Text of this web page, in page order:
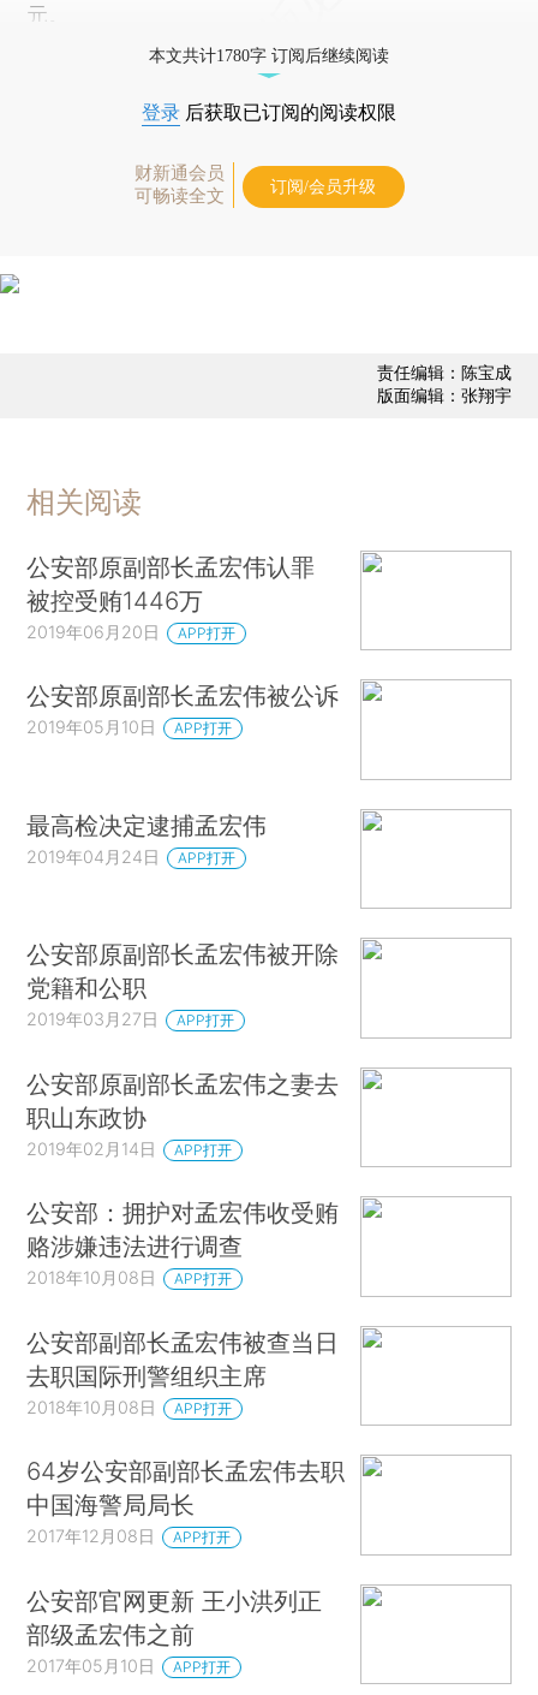
元。
本文共计1780字 订阅后继续阅读
登录 后获取已订阅的阅读权限
财新通会员
可畅读全文
订阅/会员升级
责任编辑：陈宝成
版面编辑：张翔宇
相关阅读
公安部原副部长孟宏伟认罪
被控受贿1446万
2019年06月20日 APP打开
公安部原副部长孟宏伟被公诉
2019年05月10日 APP打开
最高检决定逮捕孟宏伟
2019年04月24日 APP打开
公安部原副部长孟宏伟被开除
党籍和公职
2019年03月27日 APP打开
公安部原副部长孟宏伟之妻去
职山东政协
2019年02月14日 APP打开
公安部：拥护对孟宏伟收受贿
赂涉嫌违法进行调查
2018年10月08日 APP打开
公安部副部长孟宏伟被查当日
去职国际刑警组织主席
2018年10月08日 APP打开
64岁公安部副部长孟宏伟去职
中国海警局局长
2017年12月08日 APP打开
公安部官网更新 王小洪列正
部级孟宏伟之前
2017年05月10日 APP打开